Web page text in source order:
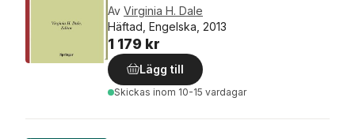
Av Virginia H. Dale
Häftad, Engelska, 2013
1 179 kr
Lägg till
Skickas inom 10-15 vardagar